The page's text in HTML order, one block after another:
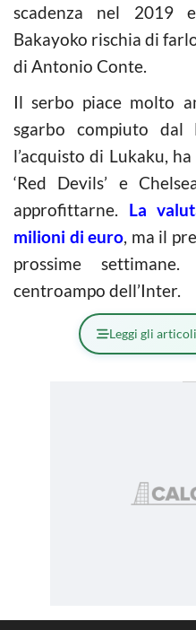
scadenza nel 2019
Bakayoko rischia di
di Antonio Conte.
Il serbo piace molto
sgarbo compiuto dal
l’acquisto di Lukaku,
‘Red Devils’ e
approfittarne. La
milioni di euro, ma il
prossime
centroampo dell’Inter.
Leggi gli